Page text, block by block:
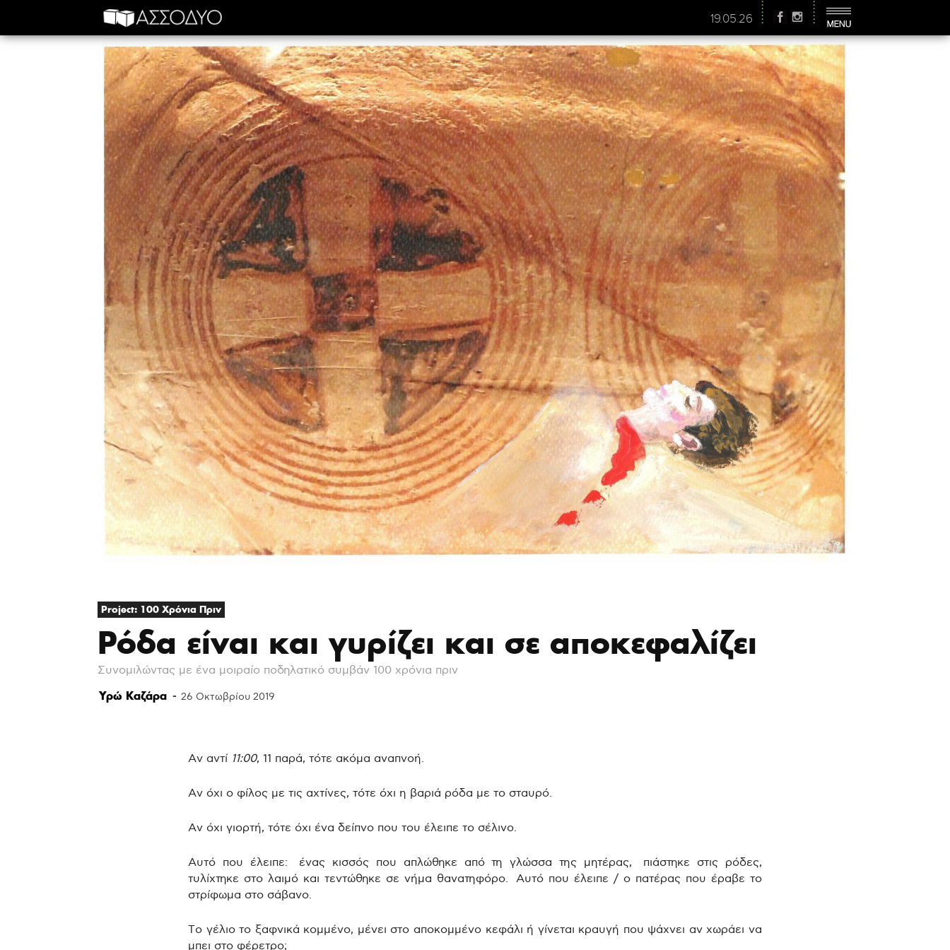
19.05.26
Project: 100 Χρόνια Πριν
Ρόδα είναι και γυρίζει και σε αποκεφαλίζει
Συνομιλώντας με ένα μοιραίο ποδηλατικό συμβάν 100 χρόνια πριν
Υρώ Καζάρα - 26 Οκτωβρίου 2019
Αν αντί 11:00, 11 παρά, τότε ακόμα αναπνοή.
Αν όχι ο φίλος με τις αχτίνες, τότε όχι η βαριά ρόδα με το σταυρό.
Αν όχι γιορτή, τότε όχι ένα δείπνο που του έλειπε το σέλινο.
Αυτό που έλειπε: ένας κισσός που απλώθηκε από τη γλώσσα της μητέρας, πιάστηκε στις ρόδες,
τυλίχτηκε στο λαιμό και τεντώθηκε σε νήμα θανατηφόρο. Aυτό που έλειπε / ο πατέρας που έραβε το
στρίφωμα στο σάβανο.
Το γέλιο το ξαφνικά κομμένο, μένει στο αποκομμένο κεφάλι ή γίνεται κραυγή που ψάχνει αν χωράει να
μπει στο φέρετρο;